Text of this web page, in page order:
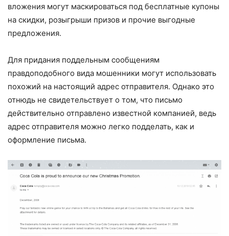
вложения могут маскироваться под бесплатные купоны
на скидки, розыгрыши призов и прочие выгодные
предложения.
Для придания поддельным сообщениям
правдоподобного вида мошенники могут использовать
похожий на настоящий адрес отправителя. Однако это
отнюдь не свидетельствует о том, что письмо
действительно отправлено известной компанией, ведь
адрес отправителя можно легко подделать, как и
оформление письма.